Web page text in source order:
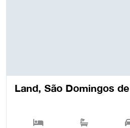
Land, São